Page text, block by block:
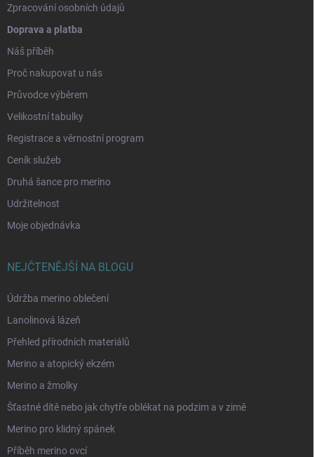
Zpracování osobních údajů
Doprava a platba
Náš příběh
Proč nakupovat u nás
Průvodce výběrem
Velikostní tabulky
Registrace a věrnostní program
Ceník služeb
Druhá šance pro merino
Udržitelnost
Moje objednávka
NEJČTENĚJŠÍ NA BLOGU
Údržba merino oblečení
Lanolinová lázeň
Přehled přírodních materiálů
Merino a atopický ekzém
Merino a žmolky
Šťastné dítě nebo jak chytře oblékat na podzim a v zimě
Merino pro klidný spánek
Příběh merino ovcí